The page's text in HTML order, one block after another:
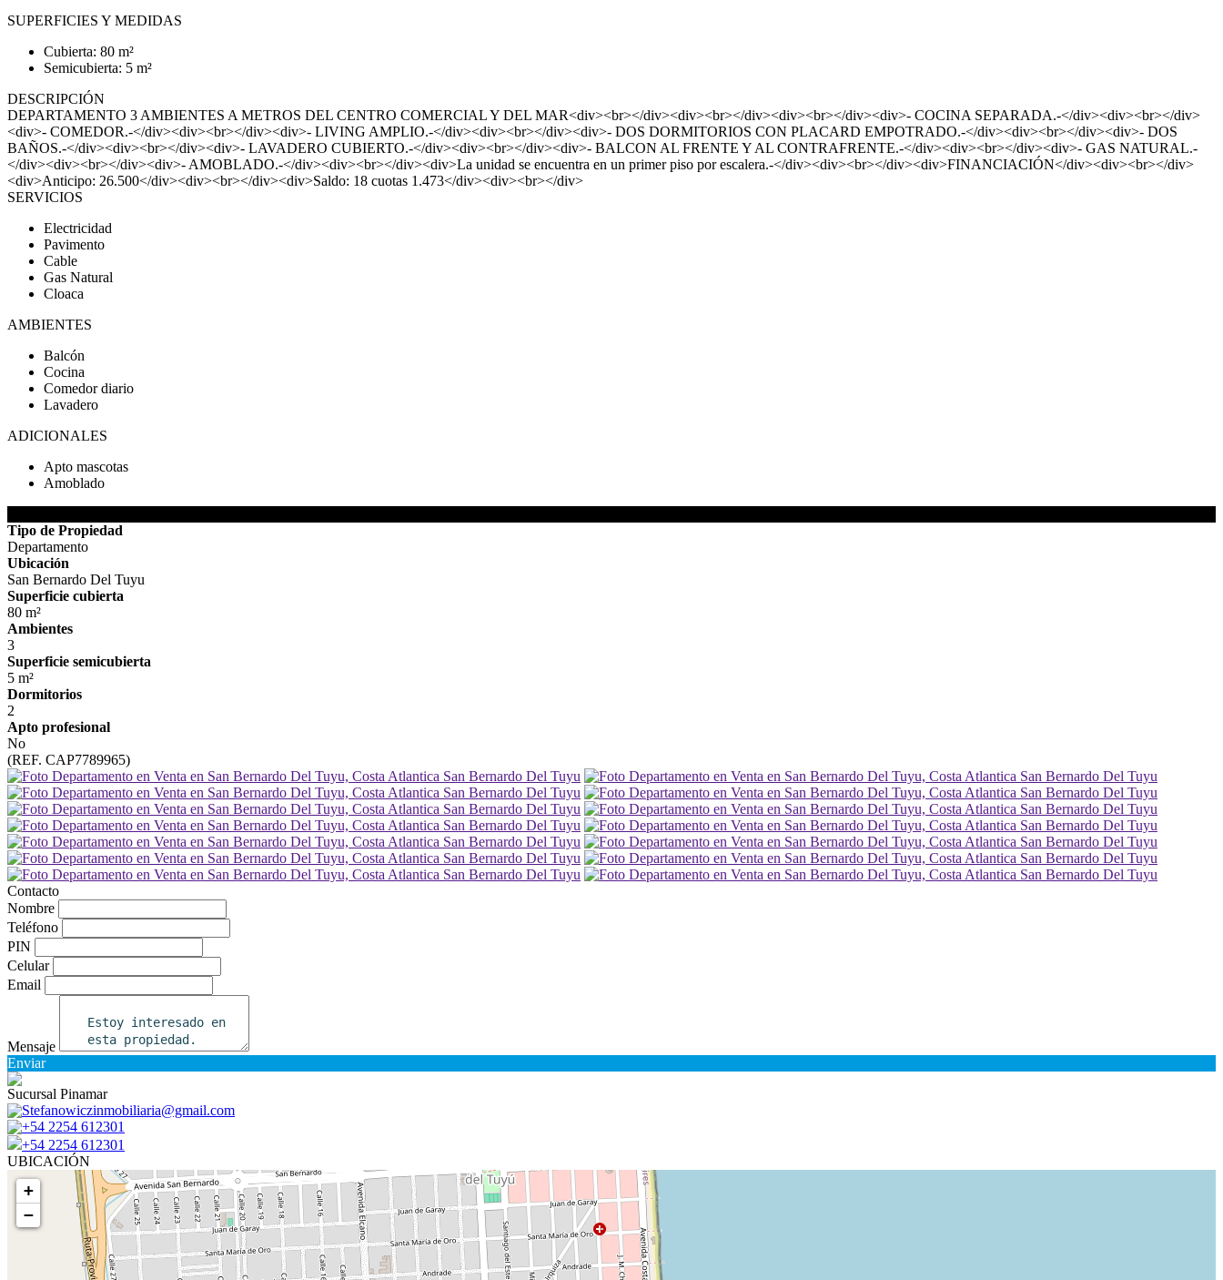
SUPERFICIES Y MEDIDAS
Cubierta: 80 m²
Semicubierta: 5 m²
DESCRIPCIÓN
DEPARTAMENTO 3 AMBIENTES A METROS DEL CENTRO COMERCIAL Y DEL MAR<div><br></div><div><br></div><div><br></div><div>- COCINA SEPARADA.-</div><div><br></div>
<div>- COMEDOR.-</div><div><br></div><div>- LIVING AMPLIO.-</div><div><br></div><div>- DOS DORMITORIOS CON PLACARD EMPOTRADO.-</div><div><br></div><div>- DOS
BAÑOS.-</div><div><br></div><div>- LAVADERO CUBIERTO.-</div><div><br></div><div>- BALCON AL FRENTE Y AL CONTRAFRENTE.-</div><div><br></div><div>- GAS NATURAL.-
</div><div><br></div><div>- AMOBLADO.-</div><div><br></div><div>La unidad se encuentra en un primer piso por escalera.-</div><div><br></div><div>FINANCIACIÓN</div><div><br></div>
<div>Anticipo: 26.500</div><div><br></div><div>Saldo: 18 cuotas 1.473</div><div><br></div>
SERVICIOS
Electricidad
Pavimento
Cable
Gas Natural
Cloaca
AMBIENTES
Balcón
Cocina
Comedor diario
Lavadero
ADICIONALES
Apto mascotas
Amoblado
Tipo de Propiedad
Departamento
Ubicación
San Bernardo Del Tuyu
Superficie cubierta
80 m²
Ambientes
3
Superficie semicubierta
5 m²
Dormitorios
2
Apto profesional
No
(REF. CAP7789965)
Contacto
Nombre
Teléfono
PIN
Celular
Email
Mensaje
Enviar
Sucursal Pinamar
Stefanowiczinmobiliaria@gmail.com
+54 2254 612301
+54 2254 612301
UBICACIÓN
+
−